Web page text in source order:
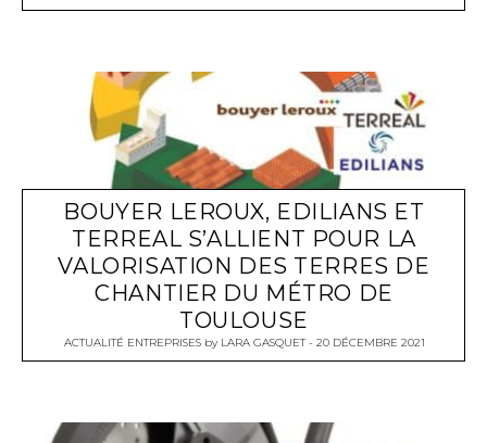
BOUYER LEROUX, EDILIANS ET
TERREAL S’ALLIENT POUR LA
VALORISATION DES TERRES DE
CHANTIER DU MÉTRO DE
TOULOUSE
ACTUALITÉ ENTREPRISESby LARA GASQUET 20 DÉCEMBRE 2021